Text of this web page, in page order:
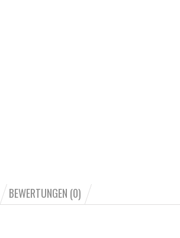
BEWERTUNGEN (0)